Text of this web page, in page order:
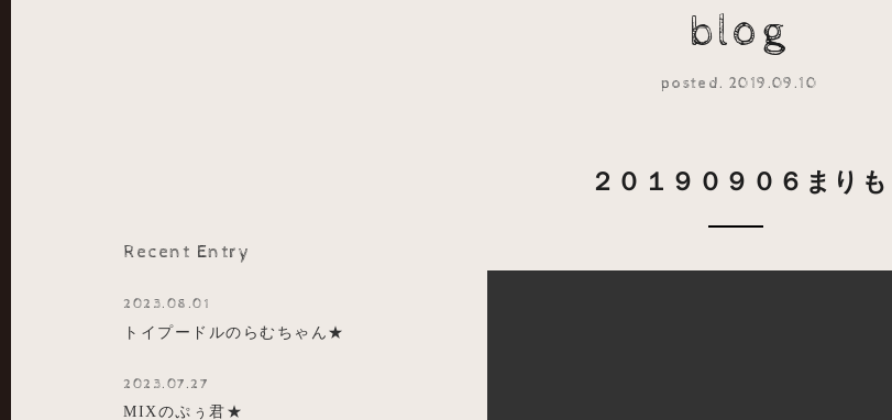
blog
posted. 2019.09.10
２０１９０９０６まりも
Recent Entry
2023.08.01
トイプードルのらむちゃん★
2023.07.27
MIXのぷぅ君★